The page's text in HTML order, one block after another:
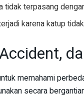
tidak terpasang
karena katup
memahami
secara